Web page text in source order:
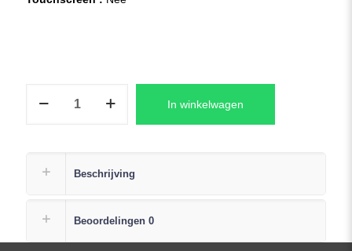
Scherm
In winkelwagen
Beschrijving
Beoordelingen 0